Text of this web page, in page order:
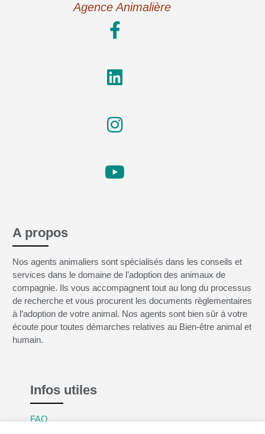
Agence Animalière
A propos
Nos agents animaliers sont spécialisés dans les conseils et
services dans le domaine de l’adoption des animaux de
compagnie. Ils vous accompagnent tout au long du processus
de recherche et vous procurent les documents règlementaires
à l’adoption de votre animal. Nos agents sont bien sûr à votre
écoute pour toutes démarches relatives au Bien-être animal et
humain.
Infos utiles
FAQ